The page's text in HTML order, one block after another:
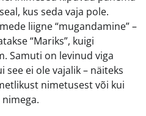
kus seda vaja pole.
liigne “mugandamine” –
“Mariks”, kuigi
Samuti on levinud viga
see ei ole vajalik – näiteks
nimetusest või kui